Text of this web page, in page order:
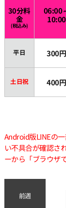
30分料
金
(税込み)
06:00
10:00
平日 300円
土日祝 400円
Android版LINEの
い不具合が確認さ
ーから「ブラウザ
前週